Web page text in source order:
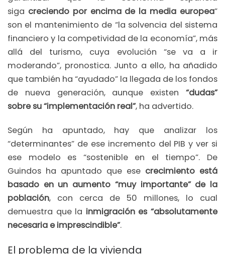
siga creciendo por encima de la media europea”
son el mantenimiento de “la solvencia del sistema
financiero y la competividad de la economía”, más
allá del turismo, cuya evolución “se va a ir
moderando”, pronostica. Junto a ello, ha añadido
que también ha “ayudado” la llegada de los fondos
de nueva generación, aunque existen “dudas”
sobre su “implementación real”, ha advertido.
Según ha apuntado, hay que analizar los
“determinantes” de ese incremento del PIB y ver si
ese modelo es “sostenible en el tiempo”. De
Guindos ha apuntado que ese crecimiento está
basado en un aumento “muy importante” de la
población, con cerca de 50 millones, lo cual
demuestra que la inmigración es “absolutamente
necesaria e imprescindible”.
El problema de la vivienda